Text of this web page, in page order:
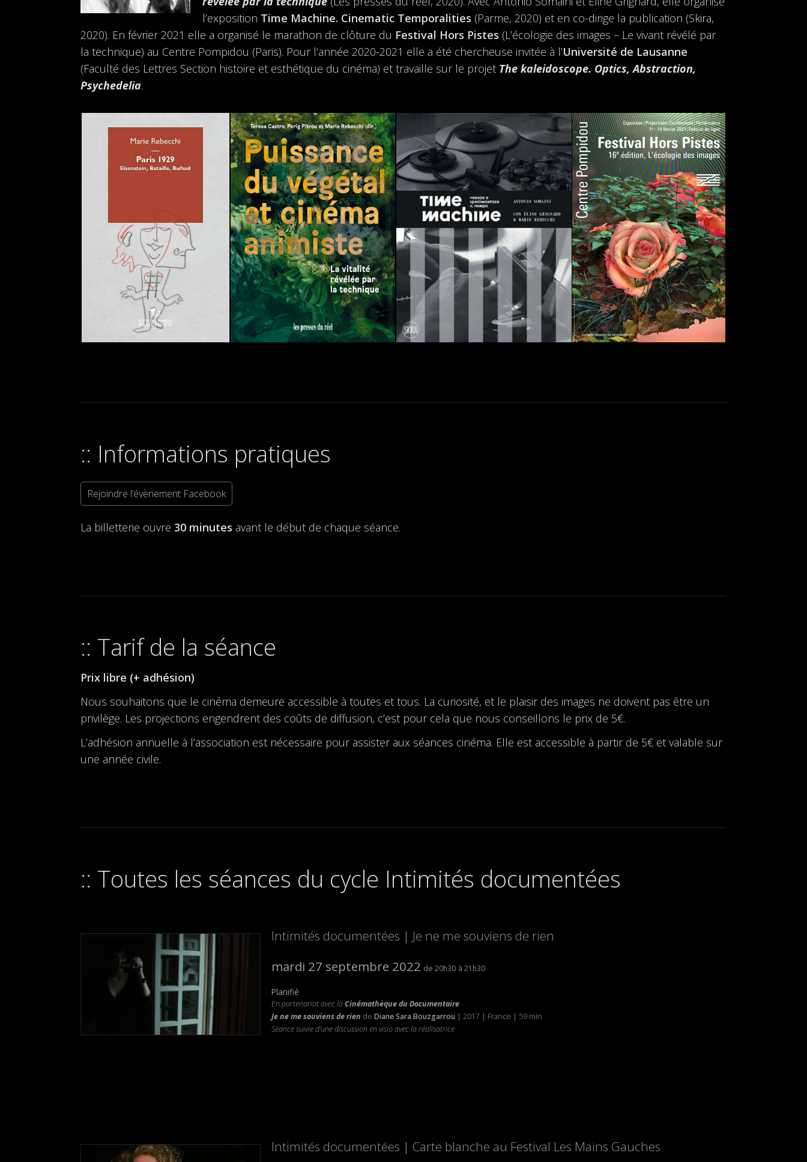
l’exposition Time Machine. Cinematic Temporalities (Parme, 2020) et en co-dirige la publication (Skira,
2020). En février 2021 elle a organisé le marathon de clôture du Festival Hors Pistes (L’écologie des images – Le vivant révélé par
la technique) au Centre Pompidou (Paris). Pour l’année 2020-2021 elle a été chercheuse invitée à l’Université de Lausanne
(Faculté des Lettres Section histoire et esthétique du cinéma) et travaille sur le projet The kaleidoscope. Optics, Abstraction,
Psychedelia.
Informations pratiques
Rejoindre l’évènement Facebook
La billetterie ouvre 30 minutes avant le début de chaque séance.
Tarif de la séance
Prix libre (+ adhésion)
Nous souhaitons que le cinéma demeure accessible à toutes et tous. La curiosité, et le plaisir des images ne doivent pas être un
privilège. Les projections engendrent des coûts de diffusion, c’est pour cela que nous conseillons le prix de 5€.
L’adhésion annuelle à l’association est nécessaire pour assister aux séances cinéma. Elle est accessible à partir de 5€ et valable sur
une année civile.
Toutes les séances du cycle Intimités documentées
Intimités documentées | Je ne me souviens de rien
mardi 27 septembre 2022
20h30 21h30
Planifié
En partenariat avec laCinémathèque du Documentaire
Je ne me souviens de rien de Diane Sara Bouzgarrou | 2017 | France | 59 min
Séance suivie d'une discussion en visio avec la réalisatrice
Intimités documentées | Carte blanche au Festival Les Mains Gauches